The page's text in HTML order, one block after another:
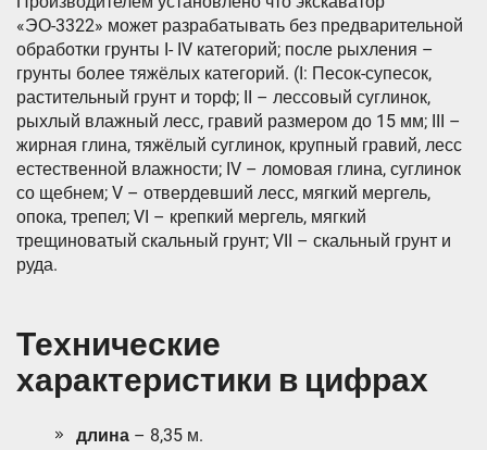
«ЭО-3322» может разрабатывать без предварительной
обработки грунты I- IV категорий; после рыхления –
грунты более тяжёлых категорий. (I: Песок-супесок,
растительный грунт и торф; II – лессовый суглинок,
рыхлый влажный лесс, гравий размером до 15 мм; III –
жирная глина, тяжёлый суглинок, крупный гравий, лесс
естественной влажности; IV – ломовая глина, суглинок
со щебнем; V – отвердевший лесс, мягкий мергель,
опока, трепел; VI – крепкий мергель, мягкий
трещиноватый скальный грунт; VII – скальный грунт и
руда.
Технические
характеристики в цифрах
длина – 8,35 м.